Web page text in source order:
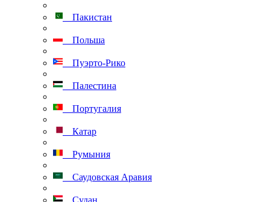
Пакистан
Польша
Пуэрто-Рико
Палестина
Португалия
Катар
Румыния
Саудовская Аравия
Судан